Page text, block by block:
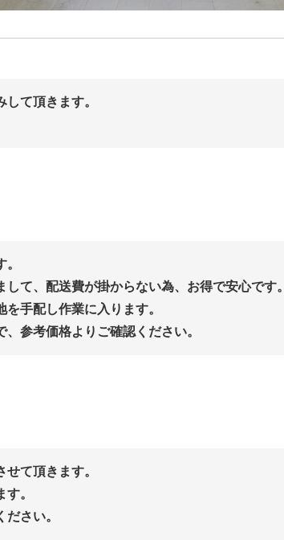
て頂きます。
て、配送費が掛からない為、お得で安心です。
手配し作業に入ります。
参考価格よりご確認ください。
て頂きます。
。
さい。